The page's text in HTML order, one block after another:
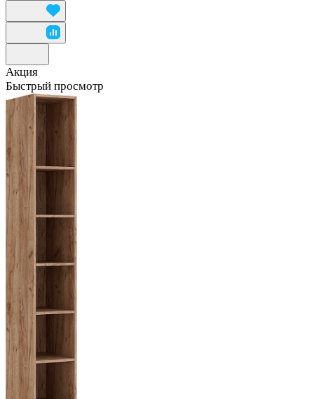
Акция
Быстрый просмотр